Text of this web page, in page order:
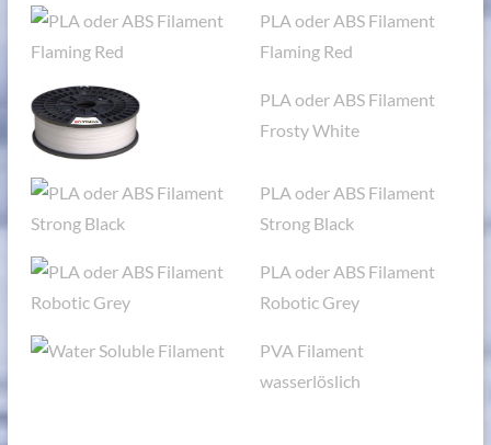
PLA oder ABS Filament
Flaming Red
PLA oder ABS Filament
Frosty White
PLA oder ABS Filament
Strong Black
PLA oder ABS Filament
Robotic Grey
PVA Filament
wasserlöslich